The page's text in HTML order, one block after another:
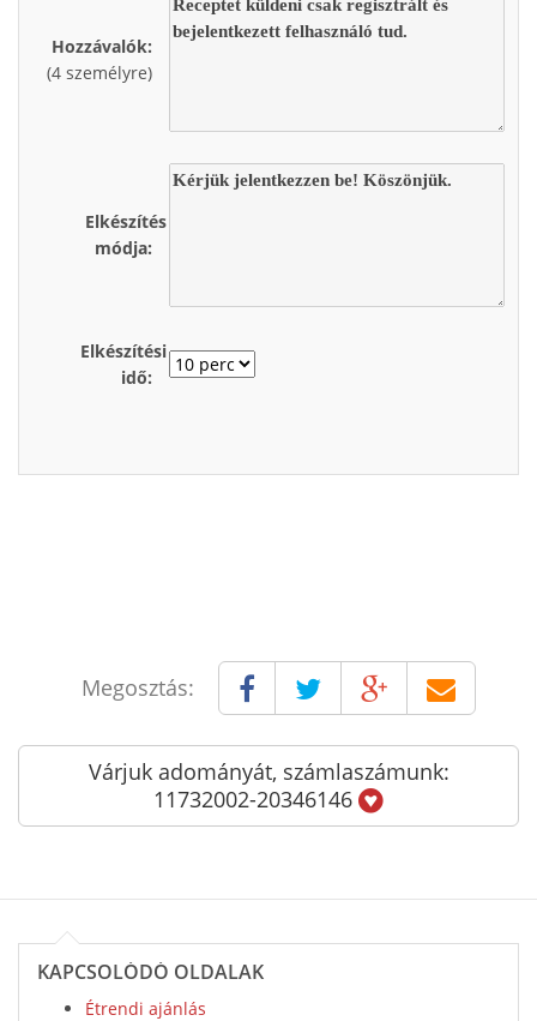
Hozzávalók:
(4 személyre)
Elkészítés
módja:
Elkészítési
idő:
Megosztás:
Várjuk adományát, számlaszámunk:
11732002-20346146
KAPCSOLÓDÓ OLDALAK
Étrendi ajánlás